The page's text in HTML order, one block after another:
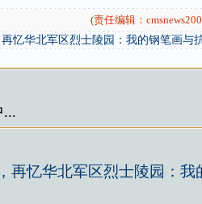
(责任编辑：
忆华北军区烈士陵园：我的钢笔画与
再忆华北军区烈士陵园：我